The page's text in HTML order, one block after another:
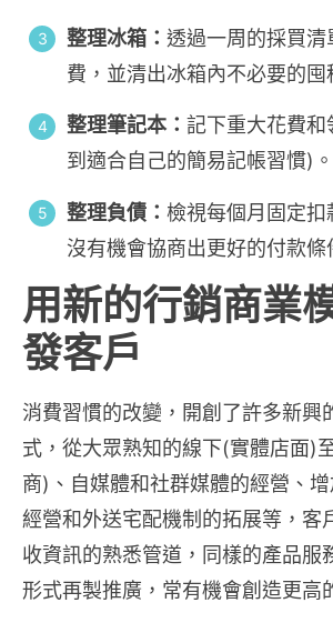
整理冰箱： 透過一周的採買清
費，並清出冰箱內不必要的囤
整理筆記本： 記下重大花費
到適合自己的簡易記帳習慣)。
整理負債： 檢視每個月固定扣
沒有機會協商出更好的付款條
用新的行銷商業
發客戶
消費習慣的改變，開創了許多新興
式，從大眾熟知的線下(實體店面)
商)、自媒體和社群媒體的經營、
經營和外送宅配機制的拓展等，客
收資訊的熟悉管道，同樣的產品服
形式再製推廣，常有機會創造更高